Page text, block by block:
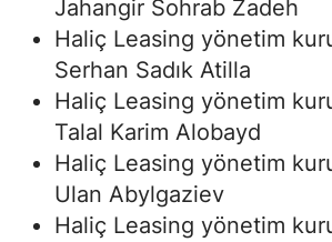
Jahangir Sohrab Zadeh
Haliç Leasing yönetim
Serhan Sadık Atilla
Haliç Leasing yönetim
Talal Karim Alobayd
Haliç Leasing yönetim
Ulan Abylgaziev
Haliç Leasing yönetim